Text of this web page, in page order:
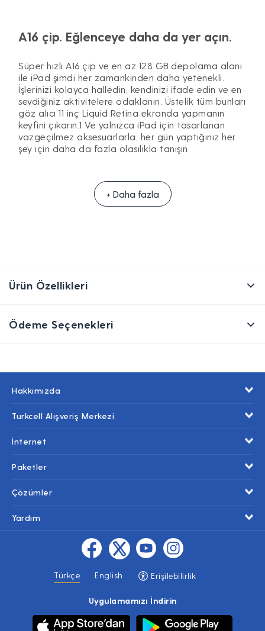
A16 çip. Eğlenceye daha da yer açın.
Süper hızlı A16 çip ve en az 128 GB depolama alanı
ile iPad şimdi her zamankinden daha yetenekli.
İşlerinizi kolayca halledin, kendinizi ifade edin ve en
sevdiğiniz aktivitelere odaklanın. Üstelik tüm bunları
göz alıcı 11 inç Liquid Retina ekranda yapmanın
keyfini çıkarın.1 Ve yalnızca iPad için tasarlanan
vazgeçilmez aksesuarlarla, her gün yaptığınız her
şey için daha da fazla olasılıkla tanışın.
+ Daha fazla
Ürün Özellikleri
Ödeme Seçenekleri
Hakkımızda
Turkcell Alışveriş Merkezi
İnternet
Paketler
Çözümler
Yardım
Türkçe English Erişilebilirlik
Uygulamamızı İndirin